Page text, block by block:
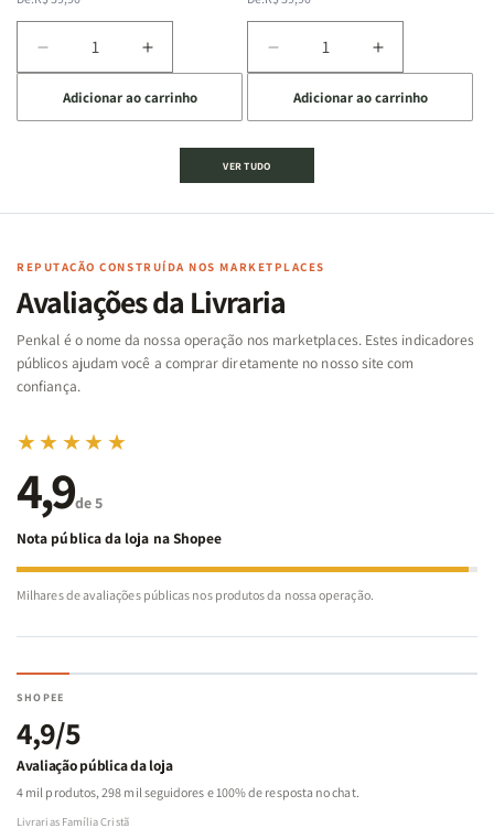
Diminuir
a
quantidade
de
Cartas
Famílias
Bíblia
-
Penkal
Aumentar
a
quantidade
de
Jogo
Cartas
Famílias
da
Bíblia
-
Penkal
Adicionar ao carrinho
Diminuir
a
quantidade
de
Jogo
|
de
Aumentar
a
quantidade
de
|
Adicionar ao carrinho
VER TUDO
REPUTAÇÃO CONSTRUÍDA NOS MARKETPLACES
Avaliações da Livraria
Penkal é o nome da nossa operação nos marketplaces. Estes indicadores
públicos ajudam você a comprar diretamente no nosso site com
confiança.
★★★★★
4,9de 5
Nota pública da loja na Shopee
Milhares de avaliações públicas nos produtos da nossa operação.
SHOPEE
4,9/5
Avaliação pública da loja
4 mil produtos, 298 mil seguidores e 100% de resposta no chat.
Livrarias Família Cristã